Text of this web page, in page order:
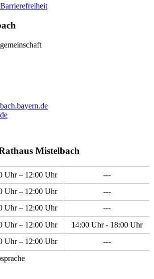
Mistelbach
Uhr – 12:00 Uhr
---
Uhr – 12:00 Uhr
---
Uhr – 12:00 Uhr
---
Uhr – 12:00 Uhr
14:00 Uhr - 18:00 Uhr
Uhr – 12:00 Uhr
---